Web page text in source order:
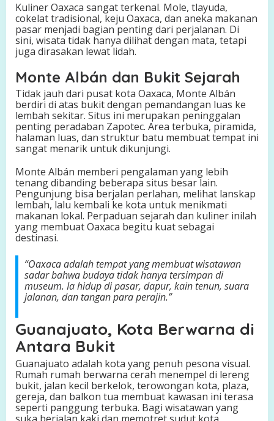
Kuliner Oaxaca sangat terkenal. Mole, tlayuda,
cokelat tradisional, keju Oaxaca, dan aneka makanan
pasar menjadi bagian penting dari perjalanan. Di
sini, wisata tidak hanya dilihat dengan mata, tetapi
juga dirasakan lewat lidah.
Monte Albán dan Bukit Sejarah
Tidak jauh dari pusat kota Oaxaca, Monte Albán
berdiri di atas bukit dengan pemandangan luas ke
lembah sekitar. Situs ini merupakan peninggalan
penting peradaban Zapotec. Area terbuka, piramida,
halaman luas, dan struktur batu membuat tempat ini
sangat menarik untuk dikunjungi.
Monte Albán memberi pengalaman yang lebih
tenang dibanding beberapa situs besar lain.
Pengunjung bisa berjalan perlahan, melihat lanskap
lembah, lalu kembali ke kota untuk menikmati
makanan lokal. Perpaduan sejarah dan kuliner inilah
yang membuat Oaxaca begitu kuat sebagai
destinasi.
“Oaxaca adalah tempat yang membuat wisatawan
sadar bahwa budaya tidak hanya tersimpan di
museum. Ia hidup di pasar, dapur, kain tenun, suara
jalanan, dan tangan para perajin.”
Guanajuato, Kota Berwarna di
Antara Bukit
Guanajuato adalah kota yang penuh pesona visual.
Rumah rumah berwarna cerah menempel di lereng
bukit, jalan kecil berkelok, terowongan kota, plaza,
gereja, dan balkon tua membuat kawasan ini terasa
seperti panggung terbuka. Bagi wisatawan yang